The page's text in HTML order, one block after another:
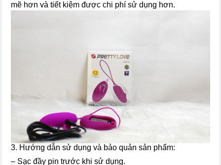
mẽ hơn và tiết kiệm được chi phí sử dụng hơn.
3. Hướng dẫn sử dụng và bảo quản sản phẩm:
– Sạc đầy pin trước khi sử dụng.